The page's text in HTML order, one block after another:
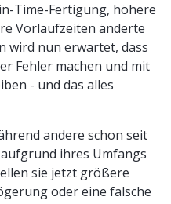
Time-Fertigung, höhere
Vorlaufzeiten änderte
wird nun erwartet, dass
Fehler machen und mit
- und das alles
andere schon seit
ihres Umfangs
sie jetzt größere
oder eine falsche